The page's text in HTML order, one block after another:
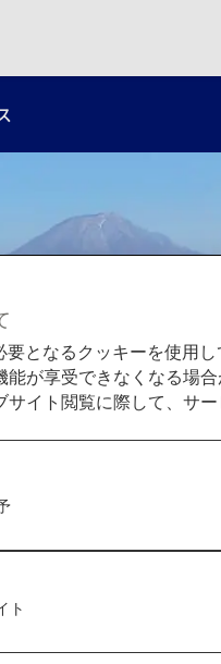
となるクッキーを使用
が享受できなくなる場
イト閲覧に際して、サ
ト